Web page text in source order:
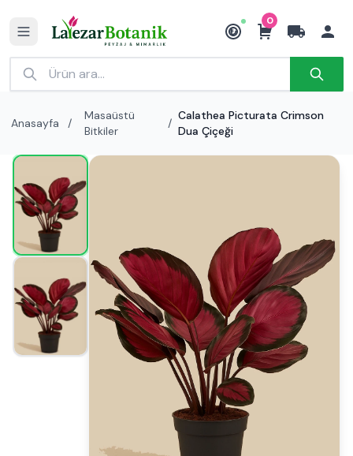
₺
0
Anasayfa /
Masaüstü
Bitkiler
/
Calathea Picturata Crimson
Dua Çiçeği